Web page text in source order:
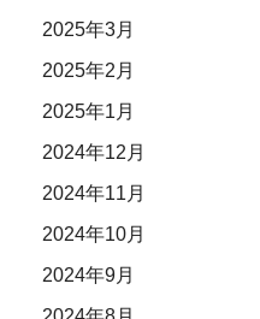
2025年3月
2025年2月
2025年1月
2024年12月
2024年11月
2024年10月
2024年9月